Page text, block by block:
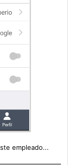
empleado...